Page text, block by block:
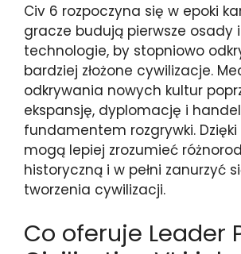
Civ 6 rozpoczyna się w epoki
gracze budują pierwsze osady
technologie, by stopniowo
bardziej złożone cywilizacje.
odkrywania nowych kultur
ekspansję, dyplomację i
fundamentem rozgrywki.
mogą lepiej zrozumieć
historyczną i w pełni zanurzyć
tworzenia cywilizacji.
Co oferuje Leader